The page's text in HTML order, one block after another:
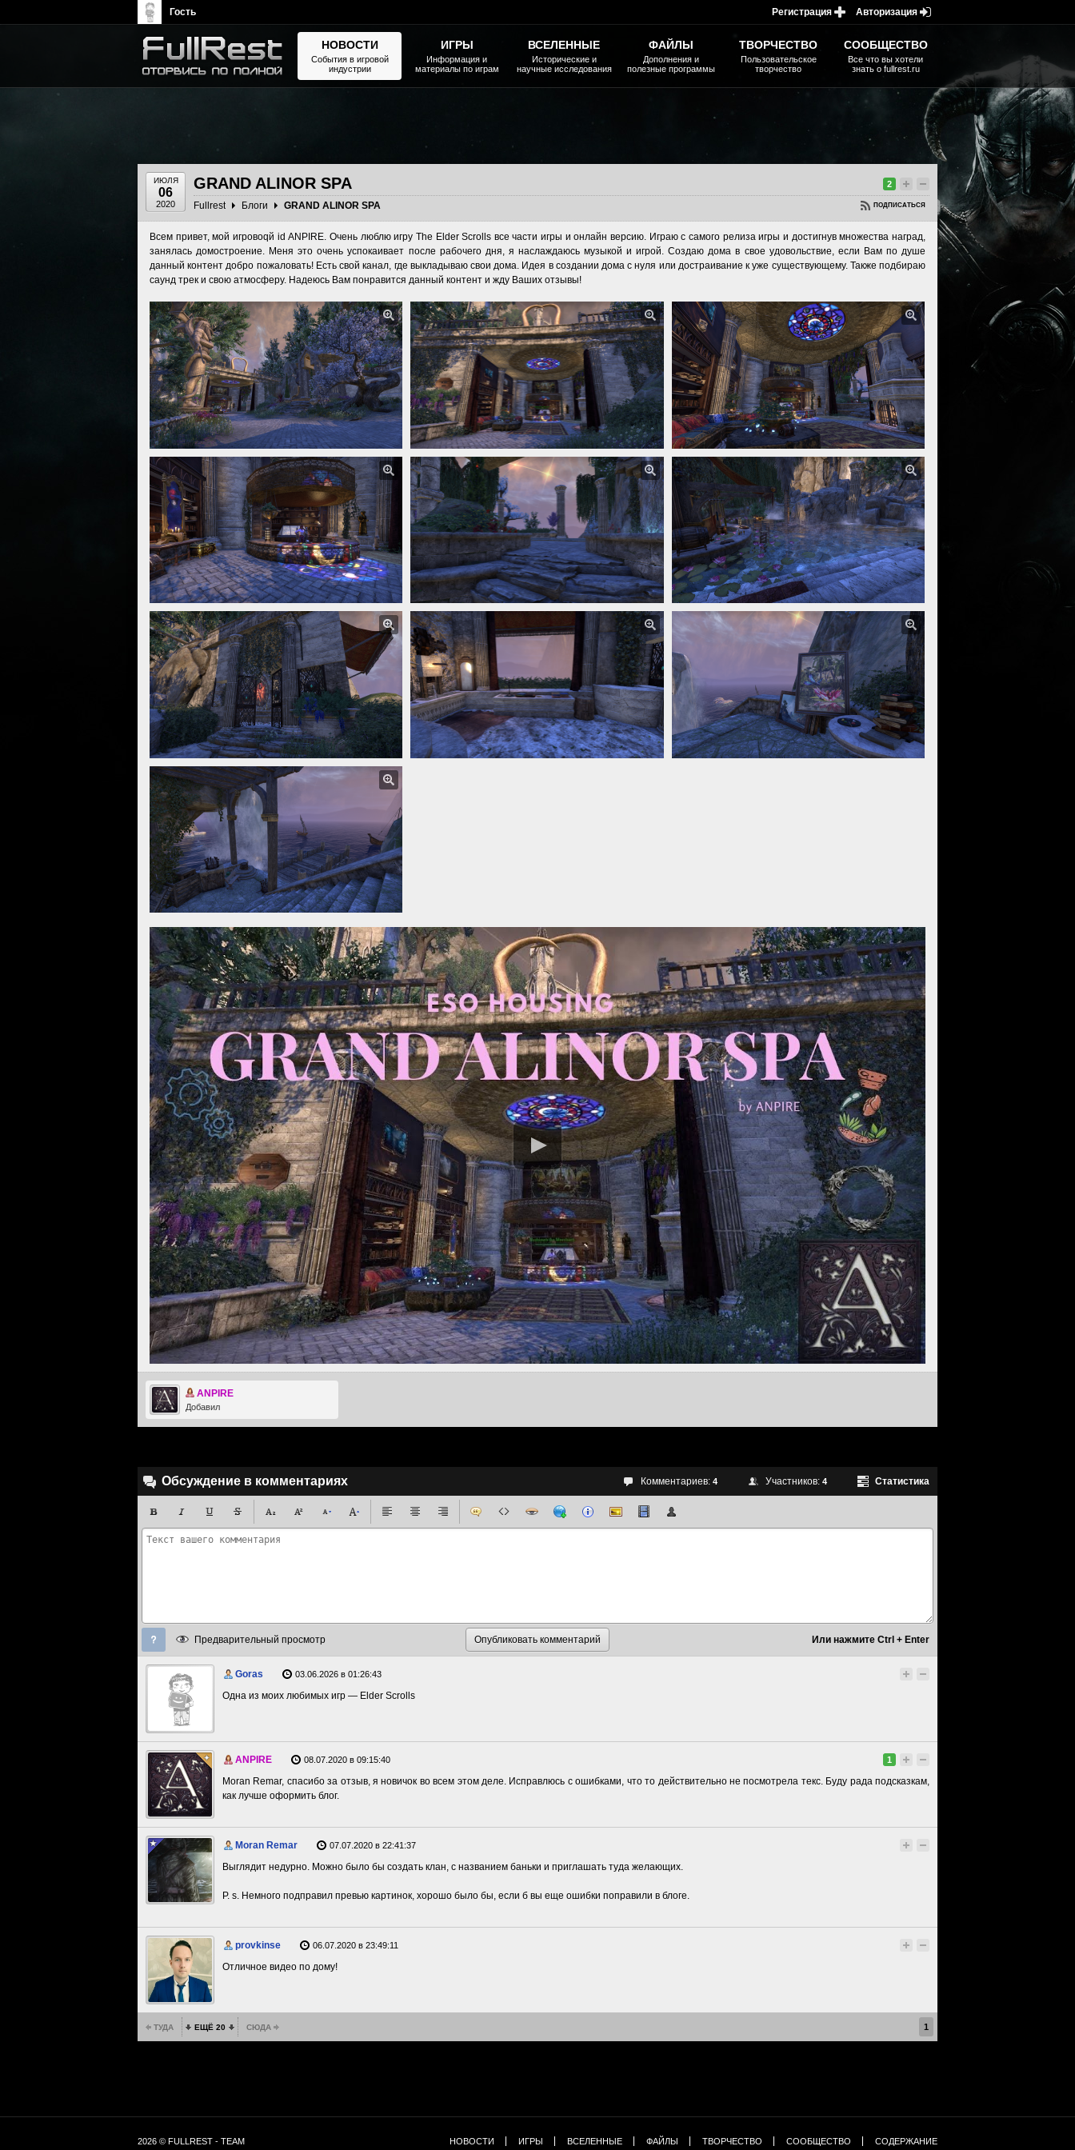
2
ПОДПИСАТЬСЯ
ИЮЛЯ
06
2020
GRAND ALINOR SPA
Fullrest Блоги GRAND ALINOR SPA
Всем привет, мой игровоqй id ANPIRE. Очень люблю игру The Elder Scrolls все части игры и онлайн версию. Играю с самого релиза игры и достигнув множества наград,
занялась домостроение. Меня это очень успокаивает после рабочего дня, я наслаждаюсь музыкой и игрой. Создаю дома в свое удовольствие, если Вам по душе
данный контент добро пожаловать! Есть свой канал, где выкладываю свои дома. Идея в создании дома с нуля или достраивание к уже существующему. Также подбираю
саунд трек и свою атмосферу. Надеюсь Вам понравится данный контент и жду Ваших отзывы!
ANPIRE
Добавил
Комментариев: 4 Участников: 4 Статистика
Обсуждение в комментариях
Предварительный просмотр
Goras 03.06.2026 в 01:26:43
Одна из моих любимых игр — Elder Scrolls
1
ANPIRE 08.07.2020 в 09:15:40
Moran Remar, спасибо за отзыв, я новичок во всем этом деле. Исправлюсь с ошибками, что то действительно не посмотрела текс. Буду рада подсказкам,
как лучше оформить блог.
Moran Remar 07.07.2020 в 22:41:37
Выглядит недурно. Можно было бы создать клан, с названием баньки и приглашать туда желающих.
P. s. Немного подправил превью картинок, хорошо было бы, если б вы еще ошибки поправили в блоге.
provkinse 06.07.2020 в 23:49:11
Отличное видео по дому!
1
ТУДА ЕЩЁ 20 СЮДА
НОВОСТИ
События в игровой
индустрии
ИГРЫ
Информация и
материалы по играм
ВСЕЛЕННЫЕ
Исторические и
научные исследования
ФАЙЛЫ
Дополнения и
полезные программы
ТВОРЧЕСТВО
Пользовательское
творчество
СООБЩЕСТВО
Все что вы хотели
знать о fullrest.ru
2026 © FULLREST - TEAM СОДЕРЖАНИЕ
СООБЩЕСТВО
ТВОРЧЕСТВО
ФАЙЛЫ
ВСЕЛЕННЫЕ
ИГРЫ
НОВОСТИ
Авторизация
Регистрация
Гость